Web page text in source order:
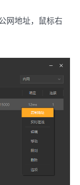
网地址，鼠标右